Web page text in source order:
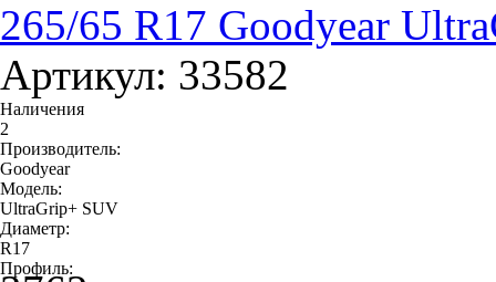
265/65 R17 Goodyear
Артикул: 33582
Наличения
2
Производитель:
Goodyear
Модель:
UltraGrip+ SUV
Диаметр:
R17
Профиль: